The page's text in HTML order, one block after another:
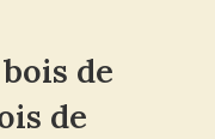
de
de